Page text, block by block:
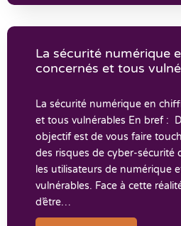
La sécurité numérique
concernés et tous
La sécurité numérique en
et tous vulnérables En bref :
objectif est de vous faire
des risques de cyber-sécurité
les utilisateurs de numérique
vulnérables. Face à cette
d’être…